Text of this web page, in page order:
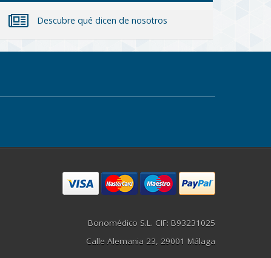
Descubre qué dicen de nosotros
Bonomédico S.L. CIF: B93231025
Calle Alemania 23, 29001 Málaga